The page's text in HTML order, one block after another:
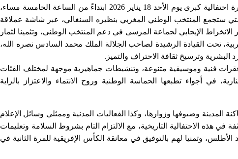
وأفادت الجماعة، في بلاغ لها، أنها ستنظم مبادرة احتفالية كبرى يوم الأحد 18 يناير 2026 ابتداءً من الساعة الخامسة مساء،
التي ستجمع المنتخب الوطني المغربي بنظيره السنغالي، عبر شاشة عملاقة
الإيجابي لجماعة المرسى في دعم المنتخب الوطني، وتثمينا لثمار
تحت القيادة الرشيدة لصاحب الجلالة الملك محمد السادس نصره الله،
البشرية وترسيخ ثقافة الاحتراف والتميز.
فنية وموسيقية متنوعة، وتنشيطات جماهيرية موجهة لمختلف الفئات
في أجواء تطبعها الحماسة الوطنية وروح الانتماء والاعتزاز بالراية
وضيوفها وزوارها، وكذا الفعاليات المدنية وممثلي وسائل الإعلام
في هذه الاحتفالية التاريخية، مع الالتزام التام بشروط السلامة وتعليمات
الأطلس، وتمنيا لهم بالتوفيق في معانقة الكأس الإفريقية للمرة الثانية في